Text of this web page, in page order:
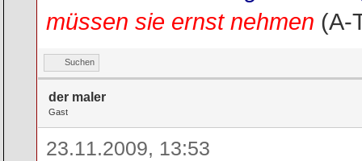
müssen sie ernst nehmen (A-
Suchen
der maler
Gast
23.11.2009, 13:53